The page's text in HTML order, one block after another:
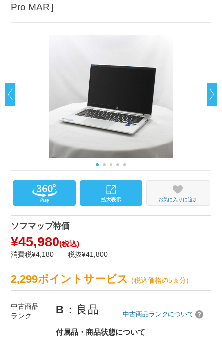
Pro MAR］
お気に入りに追加
ソフマップ特価
¥45,980(税込)
消費税¥4,180 税抜¥41,800
2,299ポイントサービス(税込価格の5％分)
中古商品
ランク
B ：良品 中古商品ランクについて
付属品・商品状態について